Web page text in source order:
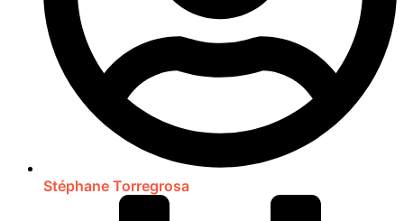
Stéphane Torregrosa